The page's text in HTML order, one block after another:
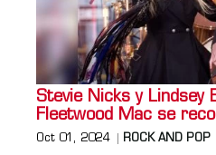
Stevie Nicks y Lindsey
Fleetwood Mac se
Oct 01, 2024 ROCK AND POP